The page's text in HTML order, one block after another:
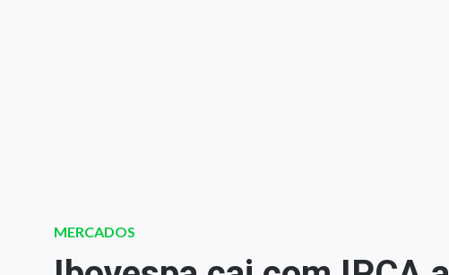
Central de Dividendos
Central de Fundos
MERCADOS